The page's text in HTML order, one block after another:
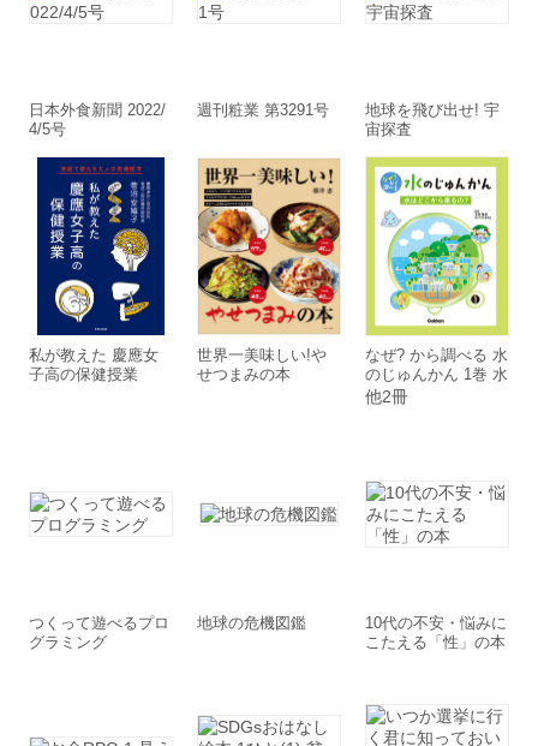
日本外食新聞 2022/
4/5号
週刊粧業 第3291号
地球を飛び出せ! 宇
宙探査
私が教えた 慶應女
子高の保健授業
世界一美味しい!や
せつまみの本
なぜ? から調べる 水
のじゅんかん 1巻 水
はどこから来るの?
他2冊
つくって遊べるプロ
グラミング
地球の危機図鑑
10代の不安・悩みに
こたえる「性」の本